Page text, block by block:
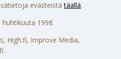
evästeistätäällä.
1998.
High.fi, Improve Media,